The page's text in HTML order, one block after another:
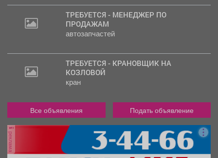
ТРЕБУЕТСЯ - МЕНЕДЖЕР ПО
ПРОДАЖАМ
автозапчастей
ТРЕБУЕТСЯ - КРАНОВЩИК НА
КОЗЛОВОЙ
кран
Все объявления Подать объявление
реклама